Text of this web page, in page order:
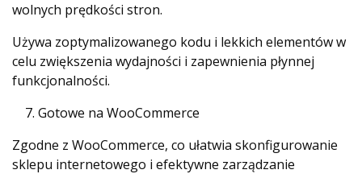
wolnych prędkości stron.
Używa zoptymalizowanego kodu i lekkich elementów w
celu zwiększenia wydajności i zapewnienia płynnej
funkcjonalności.
Gotowe na WooCommerce
Zgodne z WooCommerce, co ułatwia skonfigurowanie
sklepu internetowego i efektywne zarządzanie